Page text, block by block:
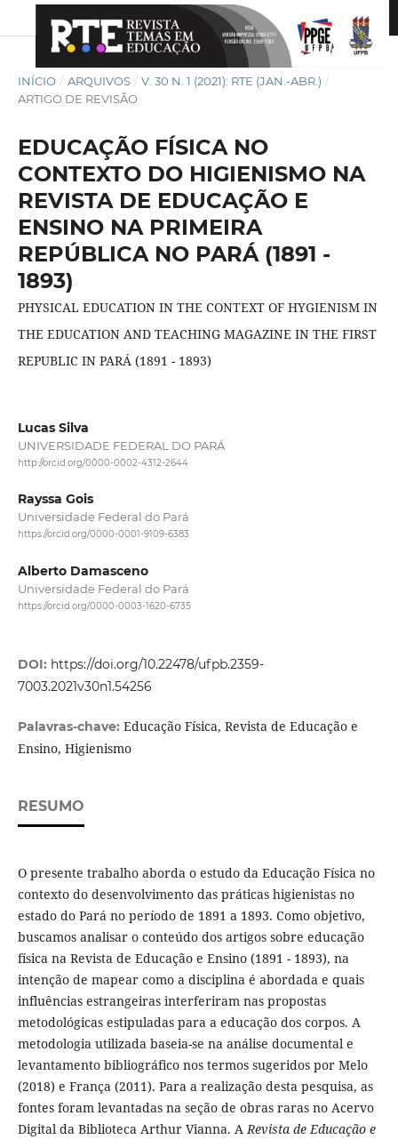
INÍCIO / ARQUIVOS / V. 30 N. 1 (2021): RTE (JAN.-ABR.) /
ARTIGO DE REVISÃO
EDUCAÇÃO FÍSICA NO
CONTEXTO DO HIGIENISMO NA
REVISTA DE EDUCAÇÃO E
ENSINO NA PRIMEIRA
REPÚBLICA NO PARÁ (1891 -
1893)
PHYSICAL EDUCATION IN THE CONTEXT OF HYGIENISM IN
THE EDUCATION AND TEACHING MAGAZINE IN THE FIRST
REPUBLIC IN PARÁ (1891 - 1893)
Lucas Silva
UNIVERSIDADE FEDERAL DO PARÁ
http://orcid.org/0000-0002-4312-2644
Rayssa Gois
Universidade Federal do Pará
https://orcid.org/0000-0001-9109-6383
Alberto Damasceno
Universidade Federal do Pará
https://orcid.org/0000-0003-1620-6735
DOI: https://doi.org/10.22478/ufpb.2359-
7003.2021v30n1.54256
Palavras-chave: Educação Física, Revista de Educação e
Ensino, Higienismo
RESUMO
O presente trabalho aborda o estudo da Educação Física no
contexto do desenvolvimento das práticas higienistas no
estado do Pará no período de 1891 a 1893. Como objetivo,
buscamos analisar o conteúdo dos artigos sobre educação
física na Revista de Educação e Ensino (1891 - 1893), na
intenção de mapear como a disciplina é abordada e quais
influências estrangeiras interferiram nas propostas
metodológicas estipuladas para a educação dos corpos. A
metodologia utilizada baseia-se na análise documental e
levantamento bibliográfico nos termos sugeridos por Melo
(2018) e França (2011). Para a realização desta pesquisa, as
fontes foram levantadas na seção de obras raras no Acervo
Digital da Biblioteca Arthur Vianna. ARevista de Educação e